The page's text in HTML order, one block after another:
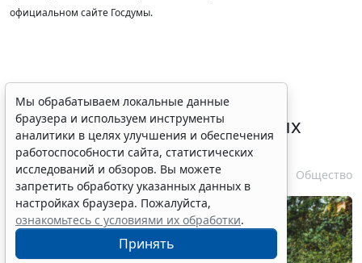
официальном сайте Госдумы.
Выборочные рубки леса для
строительства рекреационных
объектов запретили
6 августа 2026 16:41 Общество
Мы обрабатываем локальные данные
браузера и используем инструменты
аналитики в целях улучшения и обеспечения
работоспособности сайта, статистических
исследований и обзоров. Вы можете
запретить обработку указанных данных в
настройках браузера. Пожалуйста,
ознакомьтесь с условиями их обработки.
Принять